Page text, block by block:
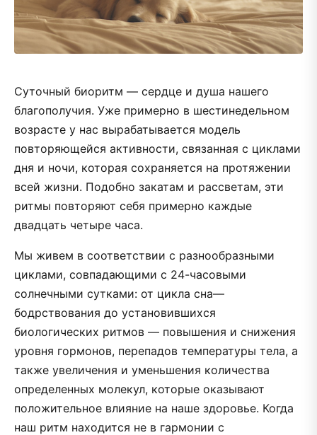
Суточный биоритм — сердце и душа нашего
благополучия. Уже примерно в шестинедельном
возрасте у нас вырабатывается модель
повторяющейся активности, связанная с циклами
дня и ночи, которая сохраняется на протяжении
всей жизни. Подобно закатам и рассветам, эти
ритмы повторяют себя примерно каждые
двадцать четыре часа.
Мы живем в соответствии с разнообразными
циклами, совпадающими с 24­-часовыми
солнечными сутками: от цикла сна—
бодрствования до установившихся
биологических ритмов — повышения и снижения
уровня гормонов, перепадов температуры тела, а
также увеличения и уменьшения количества
определенных молекул, которые оказывают
положительное влияние на наше здоровье. Когда
наш ритм находится не в гармонии с